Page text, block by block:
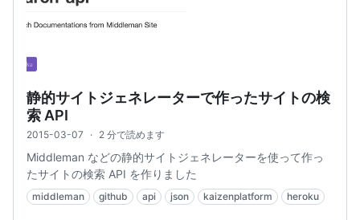
静的サイトジェネレーターで作ったサイトの検
索 API
2015-03-07 · 2 分で読めます
Middleman などの静的サイトジェネレーターを使って作っ
たサイトの検索 API を作りました
middleman github api json kaizenplatform heroku